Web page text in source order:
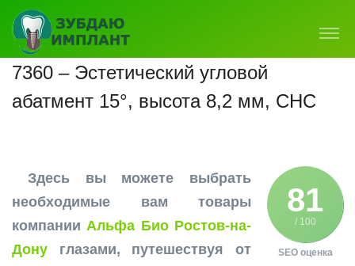
7360 – Эстетический угловой
абатмент 15°, высота 8,2 мм, CHC
81
/ 100
SEO оценка
Здесь вы можете выбрать
необходимые вам товары
компанииАльфа Био Ростов-на-
Дону глазами, путешествуя от